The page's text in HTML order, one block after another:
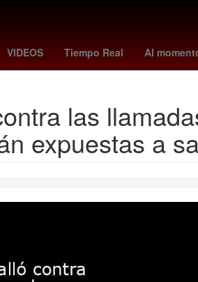
VIDEOS Tiempo Real Al
27 de marzo Nueva York 2024
las
expuestas a